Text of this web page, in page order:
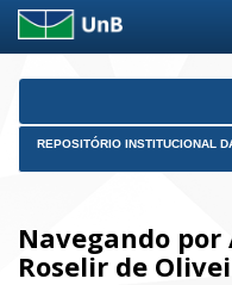
Skip
REPOSITÓRIO INSTITUCIONAL
Navegando
Roselir de